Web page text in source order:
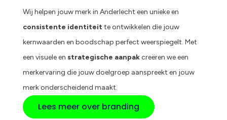
Wij helpen jouw merk in Anderlecht een unieke en
consistente identiteitte ontwikkelen die jouw
kernwaarden en boodschap perfect weerspiegelt. Met
een visuele en strategische aanpakcreëren we een
merkervaring die jouw doelgroep aanspreekt en jouw
merk onderscheidend maakt.
Lees meer over branding